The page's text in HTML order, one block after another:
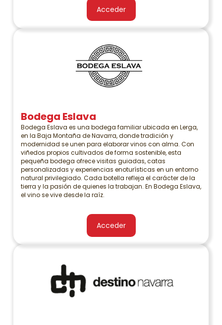
Acceder
Bodega Eslava
Bodega Eslava es una bodega familiar ubicada en Lerga,
en la Baja Montaña de Navarra, donde tradición y
modernidad se unen para elaborar vinos con alma. Con
viñedos propios cultivados de forma sostenible, esta
pequeña bodega ofrece visitas guiadas, catas
personalizadas y experiencias enoturísticas en un entorno
natural privilegiado. Cada botella refleja el carácter de la
tierra y la pasión de quienes la trabajan. En Bodega Eslava,
el vino se vive desde la raíz.
Acceder